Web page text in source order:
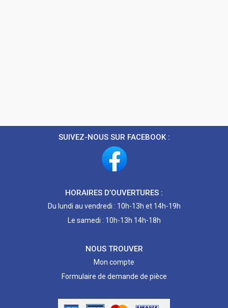
SUIVEZ-NOUS SUR FACEBOOK :
HORAIRES D’OUVERTURES :
Du lundi au vendredi : 10h-13h et 14h-19h
Le samedi : 10h-13h 14h-18h
NOUS TROUVER
Mon compte
Formulaire de demande de pièce